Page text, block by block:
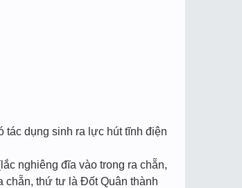
dụng sinh ra lực hút tĩnh điện
nghiêng đĩa vào trong ra chẵn,
chẵn, thứ tư là Đốt Quân thành